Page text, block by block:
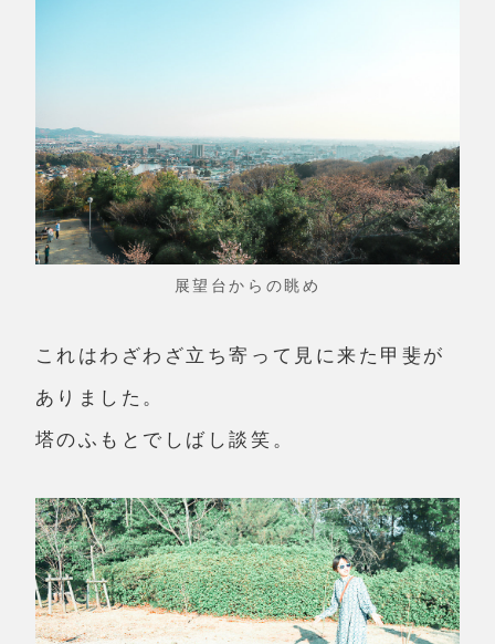
展望台からの眺め
これはわざわざ立ち寄って見に来た甲斐が
ありました。
塔のふもとでしばし談笑。